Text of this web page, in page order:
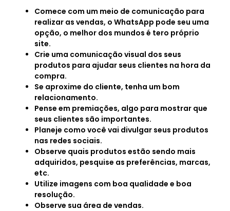
Comece com um meio de comunicação para
realizar as vendas, o WhatsApp pode seu uma
opção, o melhor dos mundos é tero próprio
site.
Crie uma comunicação visual dos seus
produtos para ajudar seus clientes na hora da
compra.
Se aproxime do cliente, tenha um bom
relacionamento.
Pense em premiações, algo para mostrar que
seus clientes são importantes.
Planeje como você vai divulgar seus produtos
nas redes sociais.
Observe quais produtos estão sendo mais
adquiridos, pesquise as preferências, marcas,
etc.
Utilize imagens com boa qualidade e boa
resolução.
Observe sua área de vendas.